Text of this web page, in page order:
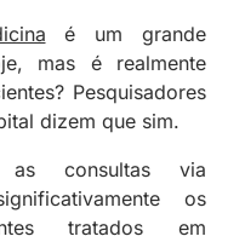
é um grande
mas é realmente
Pesquisadores
dizem que sim.
as consultas via
os
tratados em